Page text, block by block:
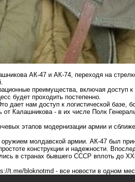
АК-47 и АК-74, переходя на
преимущества, включая доступ к
будет проходить постепенно.
дает нам доступ к логистической базе,
Калашникова - в их числе Полк
этапов модернизации армии и
молдавской армии. АК-47 был
конструкции и надежности.
в странах бывшего СССР вплоть до
t.me/bloknotmd - все новости в одном